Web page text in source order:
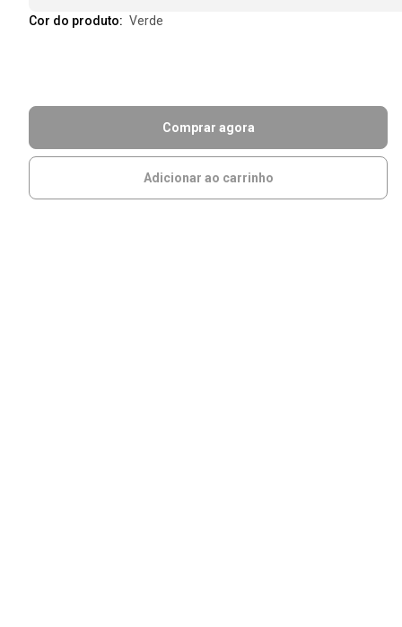
Cor do produto: verde
Comprar agora
Adicionar ao carrinho